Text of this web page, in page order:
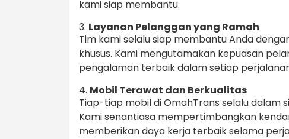
kami siap membantu.
3. Layanan Pelanggan yang Ramah
Tim kami selalu siap membantu Anda
khusus. Kami mengutamakan kepuasan
pengalaman terbaik dalam setiap
4. Mobil Terawat dan Berkualitas
Tiap-tiap mobil di OmahTrans selalu dalam
Kami senantiasa mempertimbangkan
memberikan daya kerja terbaik selama